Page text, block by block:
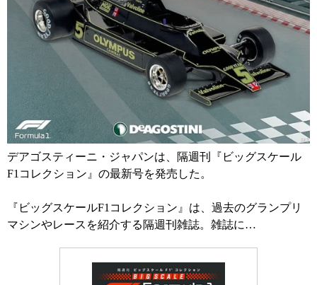
デアゴスティーニ・ジャパンは、隔週刊『ビッグスケール
F1コレクション』の最新号を発売した。
『ビッグスケールF1コレクション』は、過去のグランプリ
マシンやレースを紹介する隔週刊雑誌。雑誌に…